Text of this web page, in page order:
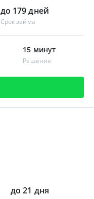
до 179 дней
Срок займа
15 минут
Решение
до 21 дня